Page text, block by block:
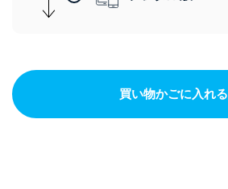
買い物かごに入れる